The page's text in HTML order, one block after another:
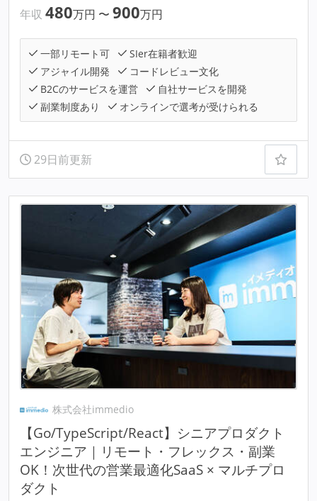
年収 480万円 〜 900万円
一部リモート可
SIer在籍者歓迎
アジャイル開発
コードレビュー文化
B2Cのサービスを運営
自社サービスを開発
副業制度あり
オンラインで選考が受けられる
29日前更新
株式会社immedio
【Go/TypeScript/React】シニアプロダクト
エンジニア｜リモート・フレックス・副業
OK！次世代の営業最適化SaaS × マルチプロ
ダクト